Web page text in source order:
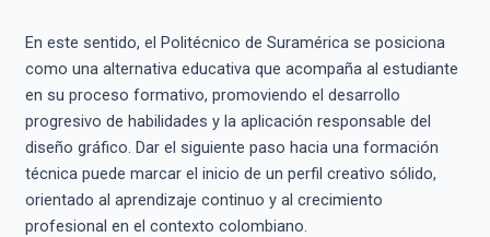
En este sentido, el Politécnico de Suramérica se posiciona
como una alternativa educativa que acompaña al estudiante
en su proceso formativo, promoviendo el desarrollo
progresivo de habilidades y la aplicación responsable del
diseño gráfico. Dar el siguiente paso hacia una formación
técnica puede marcar el inicio de un perfil creativo sólido,
orientado al aprendizaje continuo y al crecimiento
profesional en el contexto colombiano.